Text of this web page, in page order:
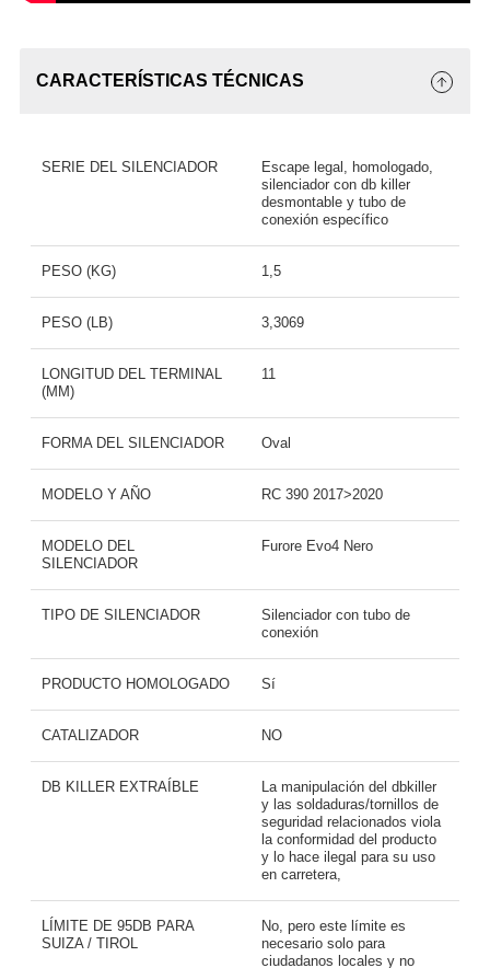
CARACTERÍSTICAS TÉCNICAS
SERIE DEL SILENCIADOR
Escape legal, homologado,
silenciador con db killer
desmontable y tubo de
conexión específico
PESO (KG) 1,5
PESO (LB) 3,3069
LONGITUD DEL TERMINAL
(MM)
11
FORMA DEL SILENCIADOR Oval
MODELO Y AÑO RC 390 2017>2020
MODELO DEL
SILENCIADOR
Furore Evo4 Nero
TIPO DE SILENCIADOR
Silenciador con tubo de
conexión
PRODUCTO HOMOLOGADO Sí
CATALIZADOR NO
DB KILLER EXTRAÍBLE
La manipulación del dbkiller
y las soldaduras/tornillos de
seguridad relacionados viola
la conformidad del producto
y lo hace ilegal para su uso
en carretera,
LÍMITE DE 95DB PARA
SUIZA / TIROL
No, pero este límite es
necesario solo para
ciudadanos locales y no